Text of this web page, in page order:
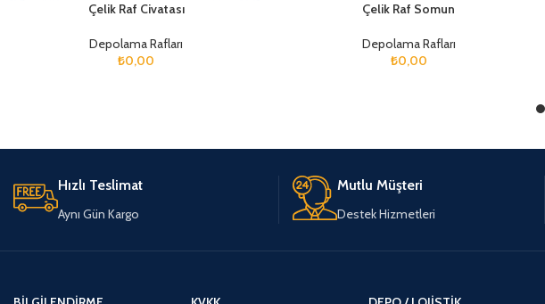
Çelik Raf Civatası
Depolama Rafları
₺0,00
Çelik Raf Somun
Depolama Rafları
₺0,00
Hızlı Teslimat
Aynı Gün Kargo
Mutlu Müşteri
Destek Hizmetleri